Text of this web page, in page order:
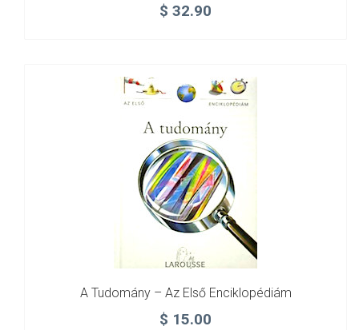
$ 32.90
A Tudomány – Az Első Enciklopédiám
$ 15.00